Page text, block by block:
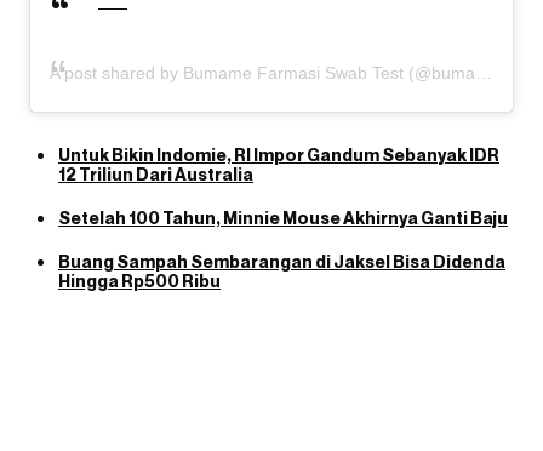
A post shared by Bumame Farmasi Swab Test (@bumame_farmasi)
Untuk Bikin Indomie, RI Impor Gandum Sebanyak IDR
12 Triliun Dari Australia
Setelah 100 Tahun, Minnie Mouse Akhirnya Ganti Baju
Buang Sampah Sembarangan di Jaksel Bisa Didenda
Hingga Rp500 Ribu